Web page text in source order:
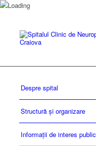
Despre spital
Structură și organizare
Informații de interes public